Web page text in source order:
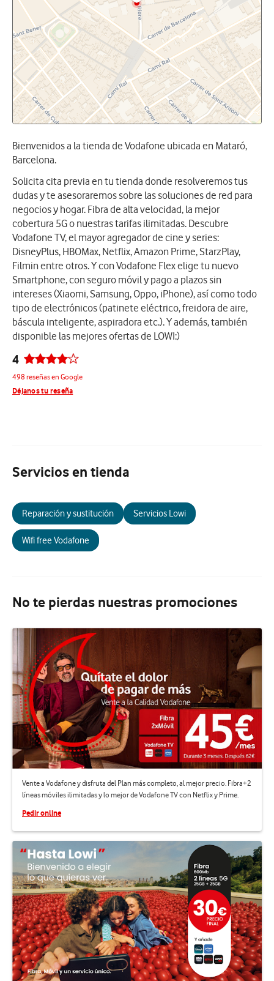
Bienvenidos a la tienda de Vodafone ubicada en Mataró,
Barcelona.
Solicita cita previa en tu tienda donde resolveremos tus
dudas y te asesoraremos sobre las soluciones de red para
negocios y hogar. Fibra de alta velocidad, la mejor
cobertura 5G o nuestras tarifas ilimitadas. Descubre
Vodafone TV, el mayor agregador de cine y series:
DisneyPlus, HBOMax, Netflix, Amazon Prime, StarzPlay,
Filmin entre otros. Y con Vodafone Flex elige tu nuevo
Smartphone, con seguro móvil y pago a plazos sin
intereses (Xiaomi, Samsung, Oppo, iPhone), así como todo
tipo de electrónicos (patinete eléctrico, freidora de aire,
báscula inteligente, aspiradora etc.). Y además, también
disponible las mejores ofertas de LOWI:)
4
498 reseñas en Google
Déjanos tu reseña
Servicios en tienda
Reparación y sustitución Servicios Lowi
Wifi free Vodafone
No te pierdas nuestras promociones
Vente a Vodafone y disfruta del Plan más completo, al mejor precio. Fibra+2
líneas móviles ilimitadas y lo mejor de Vodafone TV con Netflix y Prime.
Pedir online